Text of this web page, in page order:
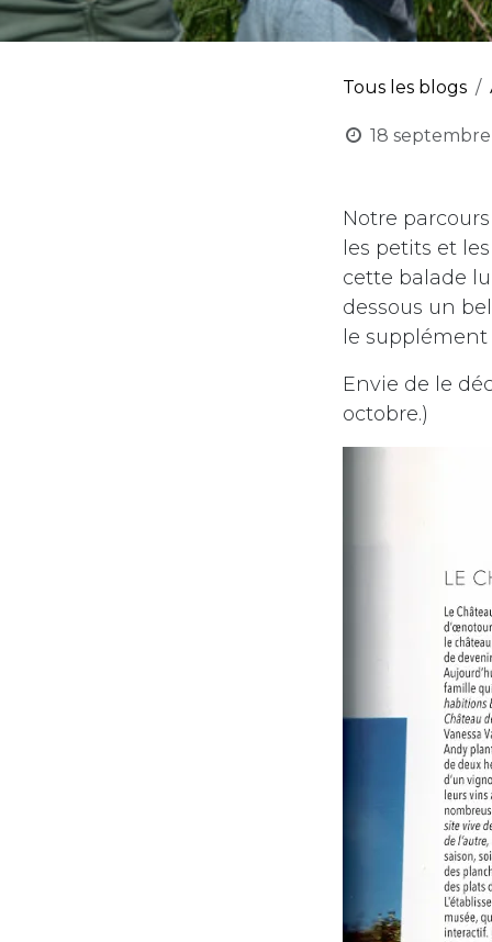
Tous les blogs
18 septembre
Notre
les petits et
cette balade
dessous un
le supplément
Envie de le
octobre.)